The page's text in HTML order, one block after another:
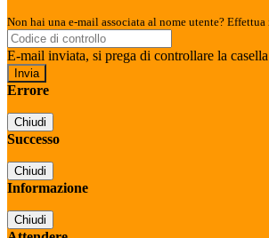
Non hai una e-mail associata al nome utente?
E-mail inviata, si prega di controllare la
Errore
Chiudi
Successo
Chiudi
Informazione
Chiudi